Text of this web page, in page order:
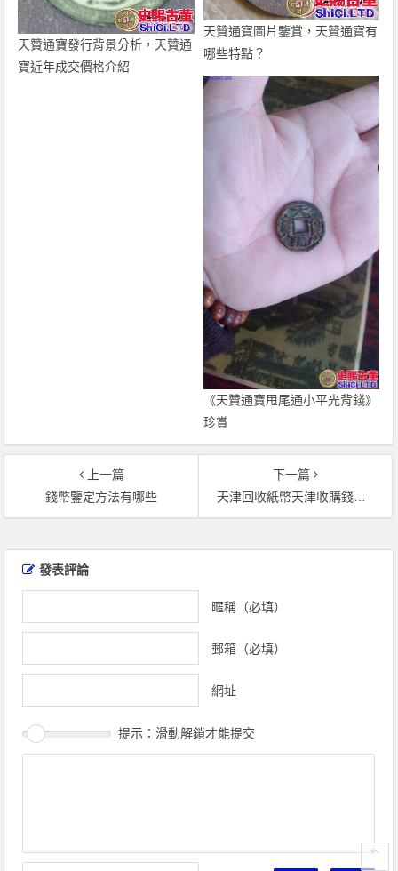
天贊通寶發行背景分析，天贊通
寶近年成交價格介紹
天贊通寶圖片鑒賞，天贊通寶有
哪些特點？
《天贊通寶甩尾通小平光背錢》
珍賞
上一篇
錢幣鑒定方法有哪些
下一篇
天津回收紙幣天津收購錢幣天津長期上門回收紀念鈔
發表評論
暱稱（必填）
郵箱（必填）
網址
提示：滑動解鎖才能提交